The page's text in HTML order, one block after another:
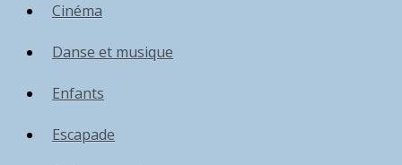
Cinéma
Danse et musique
Enfants
Escapade